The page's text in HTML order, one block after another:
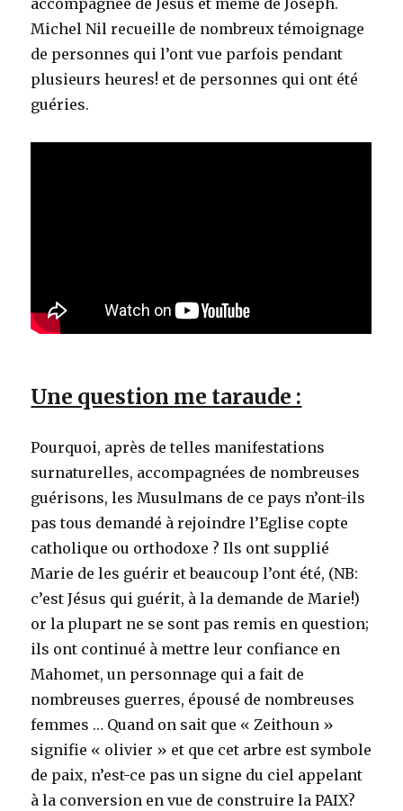
Michel Nil recueille de nombreux témoignage
de personnes qui l’ont vue parfois pendant
plusieurs heures! et de personnes qui ont été
guéries.
Une question me taraude :
Pourquoi, après de telles manifestations
surnaturelles, accompagnées de nombreuses
guérisons, les Musulmans de ce pays n’ont-ils
pas tous demandé à rejoindre l’Eglise copte
catholique ou orthodoxe ? Ils ont supplié
Marie de les guérir et beaucoup l’ont été, (NB:
c’est Jésus qui guérit, à la demande de Marie!)
or la plupart ne se sont pas remis en question;
ils ont continué à mettre leur confiance en
Mahomet, un personnage qui a fait de
nombreuses guerres, épousé de nombreuses
femmes … Quand on sait que « Zeithoun »
signifie « olivier » et que cet arbre est symbole
de paix, n’est-ce pas un signe du ciel appelant
à la conversion en vue de construire la PAIX?